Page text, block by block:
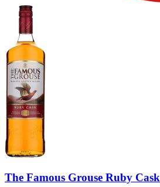
The Famous Grouse Ruby Cask